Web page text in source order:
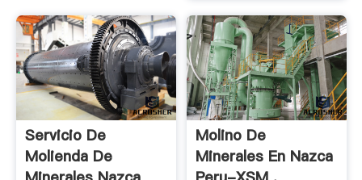
Servicio De
Molienda De
Molino De
Minerales En Nazca